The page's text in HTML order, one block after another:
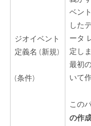
ジオイベント
定義名 (新規)
(条件)
ベン
した
ータ
定し
最初
いて
この
の作